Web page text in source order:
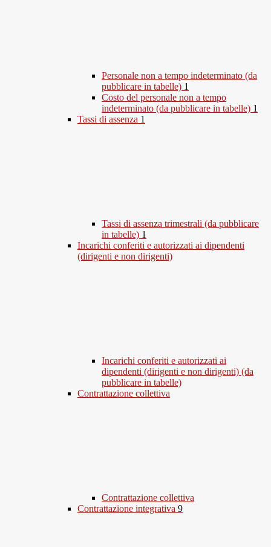
Personale non a tempo indeterminato (da
pubblicare in tabelle) 1
Costo del personale non a tempo
indeterminato (da pubblicare in tabelle) 1
Tassi di assenza 1
Tassi di assenza trimestrali (da pubblicare
in tabelle) 1
Incarichi conferiti e autorizzati ai dipendenti
(dirigenti e non dirigenti)
Incarichi conferiti e autorizzati ai
dipendenti (dirigenti e non dirigenti) (da
pubblicare in tabelle)
Contrattazione collettiva
Contrattazione collettiva
Contrattazione integrativa 9